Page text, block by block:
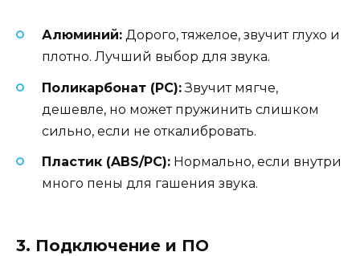
Алюминий: Дорого, тяжелое, звучит глухо и
плотно. Лучший выбор для звука.
Поликарбонат (PC):Звучит мягче,
дешевле, но может пружинить слишком
сильно, если не откалибровать.
Пластик (ABS/PC): Нормально, если внутри
много пены для гашения звука.
3. Подключение и ПО